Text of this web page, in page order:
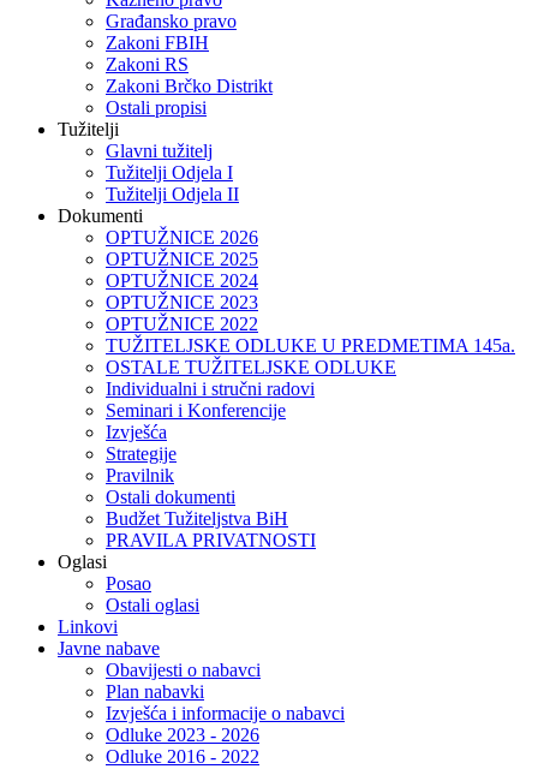
Građansko pravo
Zakoni FBIH
Zakoni RS
Zakoni Brčko Distrikt
Ostali propisi
Tužitelji
Glavni tužitelj
Tužitelji Odjela I
Tužitelji Odjela II
Dokumenti
OPTUŽNICE 2026
OPTUŽNICE 2025
OPTUŽNICE 2024
OPTUŽNICE 2023
OPTUŽNICE 2022
TUŽITELJSKE ODLUKE U PREDMETIMA 145a.
OSTALE TUŽITELJSKE ODLUKE
Individualni i stručni radovi
Seminari i Konferencije
Izvješća
Strategije
Pravilnik
Ostali dokumenti
Budžet Tužiteljstva BiH
PRAVILA PRIVATNOSTI
Oglasi
Posao
Ostali oglasi
Linkovi
Javne nabave
Obavijesti o nabavci
Plan nabavki
Izvješća i informacije o nabavci
Odluke 2023 - 2026
Odluke 2016 - 2022